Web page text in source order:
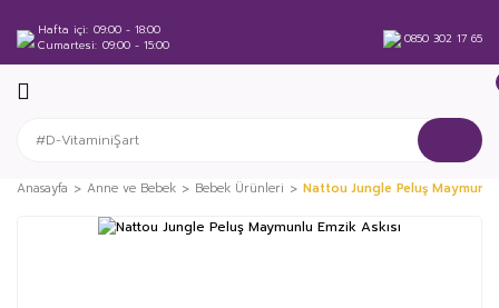
Hafta içi 09:00 - 18:00
Cumartesi 09:00 - 15:00 0850 302 17 65
Anasayfa Anne ve Bebek Bebek Ürünleri Nattou Jungle Peluş Maymunlu